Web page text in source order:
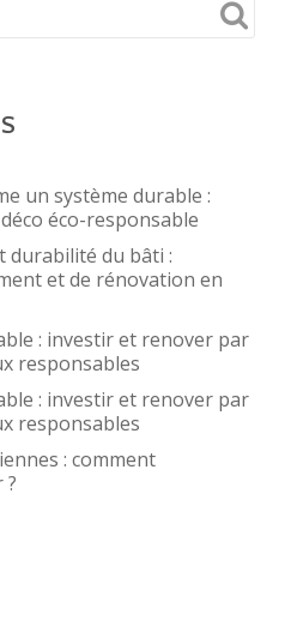
un système durable :
éco-responsable
durabilité du bâti :
et de rénovation en
: investir et renover par
responsables
: investir et renover par
responsables
: comment